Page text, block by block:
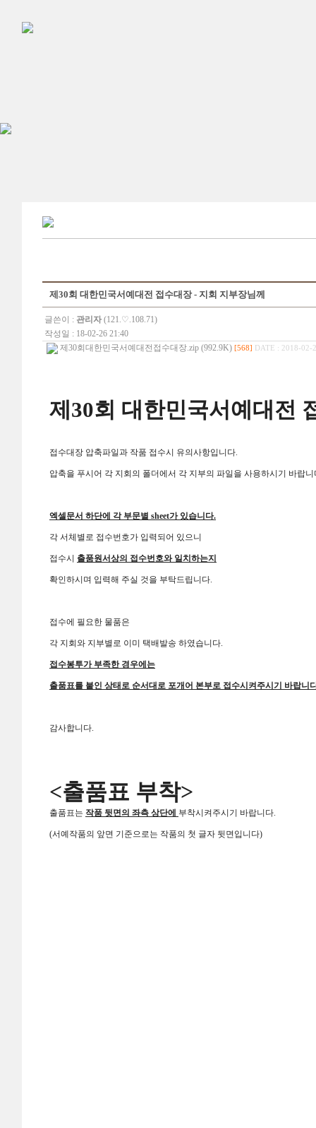
제30회 대한민국서예대전 접수대장 - 지회 지부장님께
글쓴이 : 관리자 (121.♡.108.71)
작성일 : 18-02-26 21:40
제30회대한민국서예대전접수대장.zip (992.9K) [568] DATE : 2018-02-
제 30회 대한민국서예대전
접수대장 압축파일과 작품 접수시 유의사항입니다.
압축을 푸시어 각 지회의 폴더에서 각 지부의 파일을 사용하시기 바랍니
엑셀문서 하단에 각 부문별 sheet가 있습니다.
각 서체별로 접수번호가 입력되어 있으니
접수시 출품원서상의 접수번호와 일치하는지
확인하시며 입력해 주실 것을 부탁드립니다.
접수에 필요한 물품은
각 지회와 지부별로 이미 택배발송 하였습니다.
접수봉투가 부족한 경우에는
출품표를 붙인 상태로 순서대로 포개어 본부로 접수시켜주시기 바랍니
감사합니다.
<출품표 부착>
출품표는 작품 뒷면의 좌측 상단에 부착시켜주시기 바랍니다.
(서예작품의 앞면 기준으로는 작품의 첫 글자 뒷면입니다)